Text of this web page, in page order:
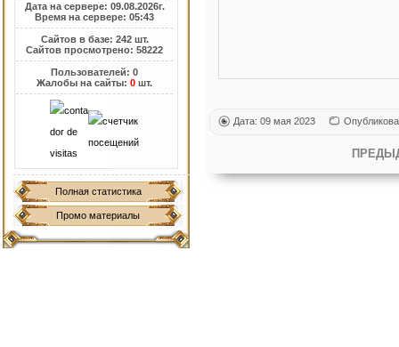
Дата на сервере: 09.08.2026г.
Время на сервере: 05:43
Сайтов в базе: 242 шт.
Сайтов просмотрено: 58222
Пользователей: 0
Жалобы на сайты:0 шт.
Полная статистика
Промо материалы
Дата: 09 мая 2023